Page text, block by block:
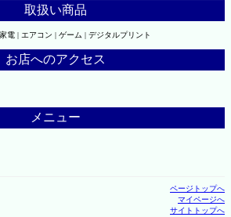
取扱い商品
電 | エアコン | ゲーム | デジタルプリント
お店へのアクセス
メニュー
ページトップへ
マイページへ
サイトトップへ